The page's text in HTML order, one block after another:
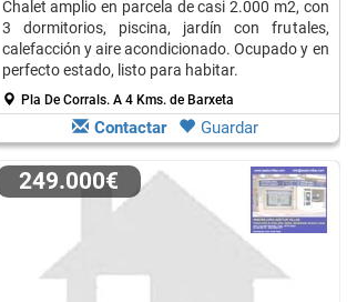
Chalet amplio en parcela de casi 2.000 m2, con
3 dormitorios, piscina, jardín con frutales,
calefacción y aire acondicionado. Ocupado y en
perfecto estado, listo para habitar.
Pla De Corrals. A 4 Kms. de Barxeta
Contactar Guardar
249.000€